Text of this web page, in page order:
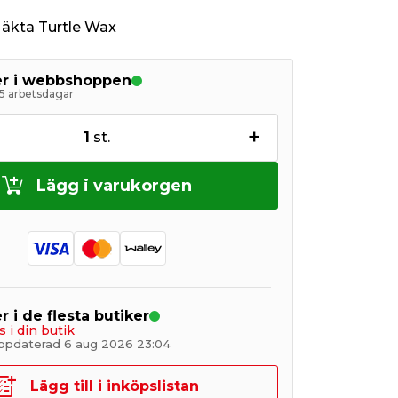
äkta Turtle Wax
i webbshoppen
arbetsdagar
1 st. +
Lägg i varukorgen
i de flesta butiker
i din butik
6 aug 2026 23:04
Lägg till i inköpslistan